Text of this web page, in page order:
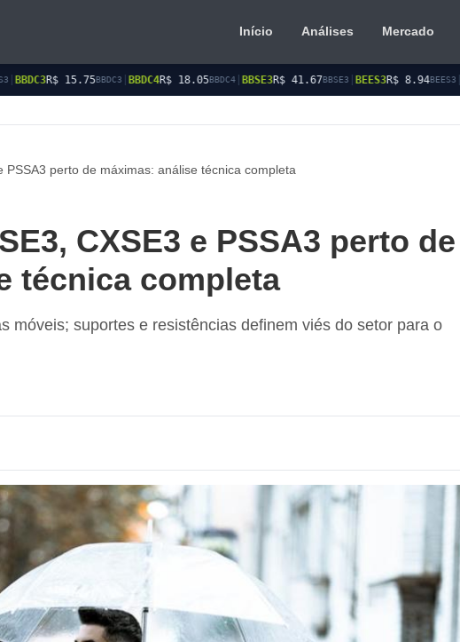
Início Análises Mercado
|BBDC4 R$ 18.05BBDC4|BBSE3 R$ 41.67BBSE3|BEES3 R$ 8.94BEES3|BEES4R$ 9.14
PSSA3 perto de máximas: análise técnica completa
CXSE3 e PSSA3 perto de
técnica completa
móveis; suportes e resistências definem viés do setor para o